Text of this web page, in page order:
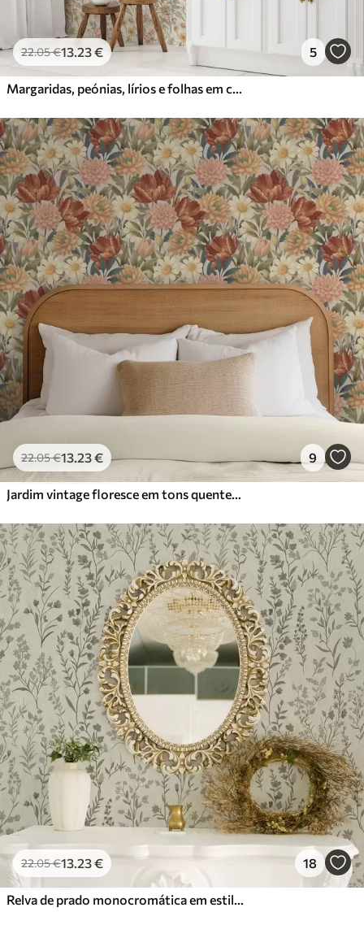
22.05€13.23€ 5
Margaridas, peónias, lírios e folhas em cores delicadas
22.05€13.23€ 9
Jardim vintage floresce em tons quentes de terracota e pêssego
22.05€13.23€ 18
Relva de prado monocromática em estilo vintage